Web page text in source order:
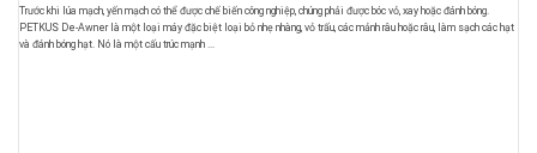
Trước khi lúa mạch, yến mạch có thể được chế biến công nghiệp, chúng phải được bóc vỏ, xay hoặc đánh bóng.
PETKUS De-Awner là một loại máy đặc biệt loại bỏ nhẹ nhàng, vỏ trấu, các mảnh râu hoặc râu, làm sạch các hạt
và đánh bóng hạt. Nó là một cấu trúc mạnh ...